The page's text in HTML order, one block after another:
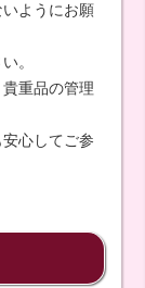
ようにお願
。
重品の管理
心してご参